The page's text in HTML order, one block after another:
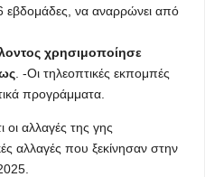
εβδομάδες, να αναρρώνει από
χρησιμοποίησε
. -Οι τηλεοπτικές εκπομπές
προγράμματα.
οι αλλαγές της γης
αλλαγές που ξεκίνησαν στην